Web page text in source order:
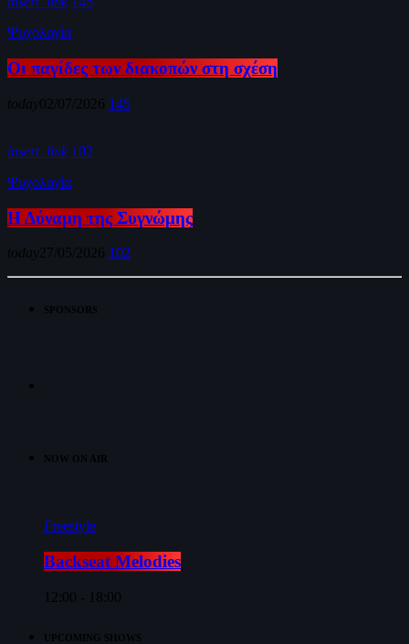
Ψυχολογία
Οι παγίδες των διακοπών στη σχέση
today02/07/2026 145
insert_link 102
Ψυχολογία
Η Δύναμη της Συγνώμης
today 27/05/2026 102
SPONSORS
NOW ON AIR
Freestyle
Backseat Melodies
12:00 - 18:00
UPCOMING SHOWS